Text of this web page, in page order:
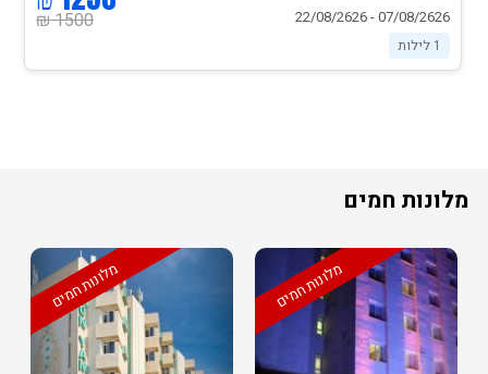
07/08/2626 - 22/08/2626
1 לילות
1500 ₪
מלונות חמים
מלונות חמים מלונות חמים